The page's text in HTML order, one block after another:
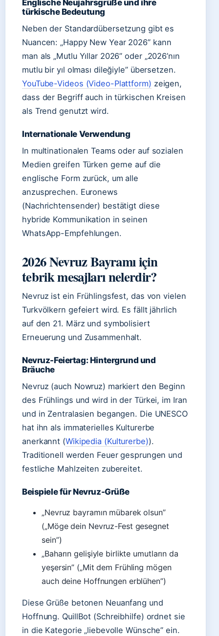
Englische Neujahrsgrüße und ihre
türkische Bedeutung
Neben der Standardübersetzung gibt es
Nuancen: „Happy New Year 2026” kann
man als „Mutlu Yıllar 2026” oder „2026’nın
mutlu bir yıl olması dileğiyle” übersetzen.
YouTube-Videos (Video-Plattform) zeigen,
dass der Begriff auch in türkischen Kreisen
als Trend genutzt wird.
Internationale Verwendung
In multinationalen Teams oder auf sozialen
Medien greifen Türken gerne auf die
englische Form zurück, um alle
anzusprechen. Euronews
(Nachrichtensender) bestätigt diese
hybride Kommunikation in seinen
WhatsApp-Empfehlungen.
2026 Nevruz Bayramı için
tebrik mesajları nelerdir?
Nevruz ist ein Frühlingsfest, das von vielen
Turkvölkern gefeiert wird. Es fällt jährlich
auf den 21. März und symbolisiert
Erneuerung und Zusammenhalt.
Nevruz-Feiertag: Hintergrund und
Bräuche
Nevruz (auch Nowruz) markiert den Beginn
des Frühlings und wird in der Türkei, im Iran
und in Zentralasien begangen. Die UNESCO
hat ihn als immaterielles Kulturerbe
anerkannt (Wikipedia (Kulturerbe)).
Traditionell werden Feuer gesprungen und
festliche Mahlzeiten zubereitet.
Beispiele für Nevruz-Grüße
„Nevruz bayramın mübarek olsun”
(„Möge dein Nevruz-Fest gesegnet
sein”)
„Baharın gelişiyle birlikte umutların da
yeşersin” („Mit dem Frühling mögen
auch deine Hoffnungen erblühen”)
Diese Grüße betonen Neuanfang und
Hoffnung. QuillBot (Schreibhilfe) ordnet sie
in die Kategorie „liebevolle Wünsche” ein.